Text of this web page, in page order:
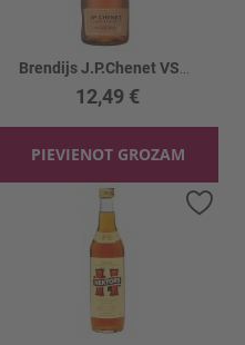
12,49 €
PIEVIENOT GROZAM
Pievienot vēlmju sarakstam